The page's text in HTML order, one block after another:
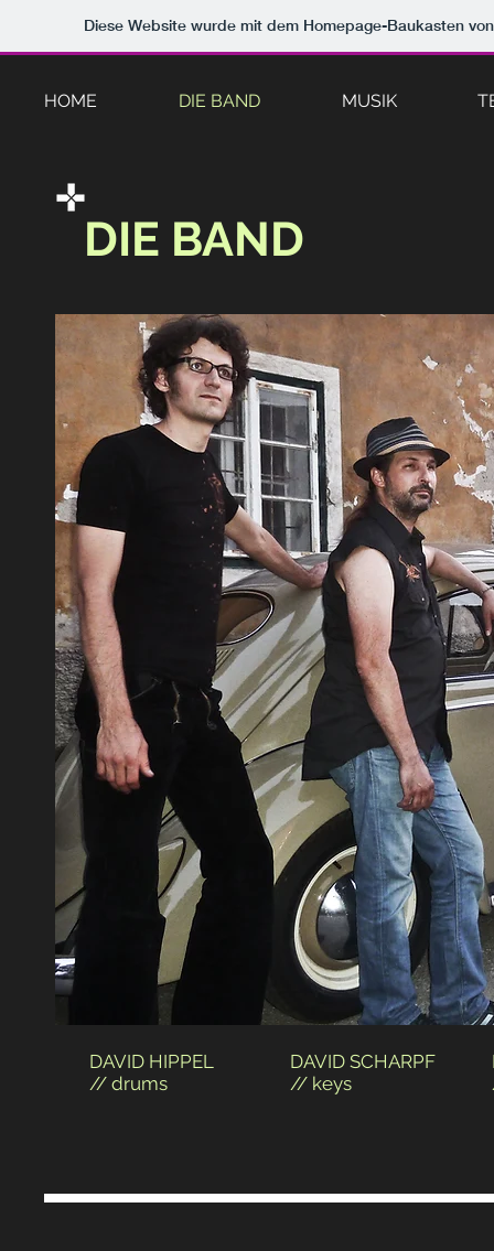
Diese Website wurde mit dem Homepage-Baukasten
HOME DIE BAND MUSIK
DIE BAND
DAVID HIPPEL
// drums
DAVID SCHARPF
// keys